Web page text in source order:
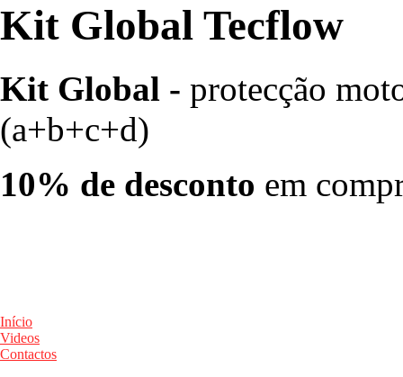
Kit Global Tecflow
Kit Global - protecção
(a+b+c+d)
10% de desconto em
Início
Videos
Contactos